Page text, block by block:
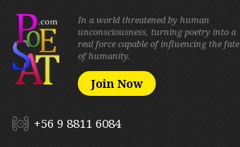
In a world threatened by human
unconsciousness, turning poetry into a
real force capable of influencing the fate
of humanity.
Join Now
+56 9 8811 6084